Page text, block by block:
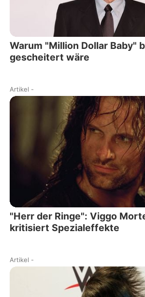
Warum "Million Dollar Baby"
gescheitert wäre
Artikel -
"Herr der Ringe": Viggo
kritisiert Spezialeffekte
Artikel -